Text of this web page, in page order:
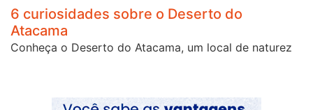
6 curiosidades sobre o Deserto do
Atacama
Conheça o Deserto do Atacama, um local de naturez